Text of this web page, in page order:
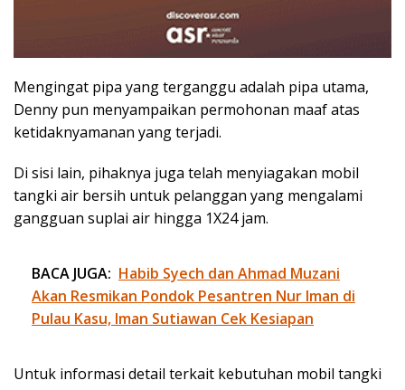
Mengingat pipa yang terganggu adalah pipa utama,
Denny pun menyampaikan permohonan maaf atas
ketidaknyamanan yang terjadi.
Di sisi lain, pihaknya juga telah menyiagakan mobil
tangki air bersih untuk pelanggan yang mengalami
gangguan suplai air hingga 1X24 jam.
BACA JUGA: Habib Syech dan Ahmad Muzani
Akan Resmikan Pondok Pesantren Nur Iman di
Pulau Kasu, Iman Sutiawan Cek Kesiapan
Untuk informasi detail terkait kebutuhan mobil tangki